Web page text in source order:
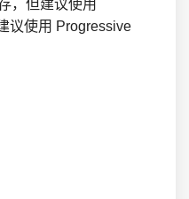
，但建议使用
议使用 Progressive